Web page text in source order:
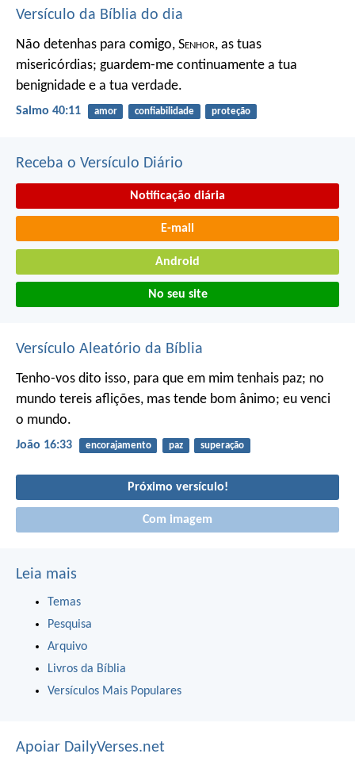
Versículo da Bíblia do dia
Não detenhas para comigo, Senhor, as tuas
misericórdias; guardem-me continuamente a tua
benignidade e a tua verdade.
Salmo 40:11 amor confiabilidade proteção
Receba o Versículo Diário
Notificação diária
E-mail
Android
No seu site
Versículo Aleatório da Bíblia
Tenho-vos dito isso, para que em mim tenhais paz; no
mundo tereis aflições, mas tende bom ânimo; eu venci
o mundo.
João 16:33 encorajamento paz superação
Próximo versículo!
Com imagem
Leia mais
Temas
Pesquisa
Arquivo
Livros da Bíblia
Versículos Mais Populares
Apoiar DailyVerses.net